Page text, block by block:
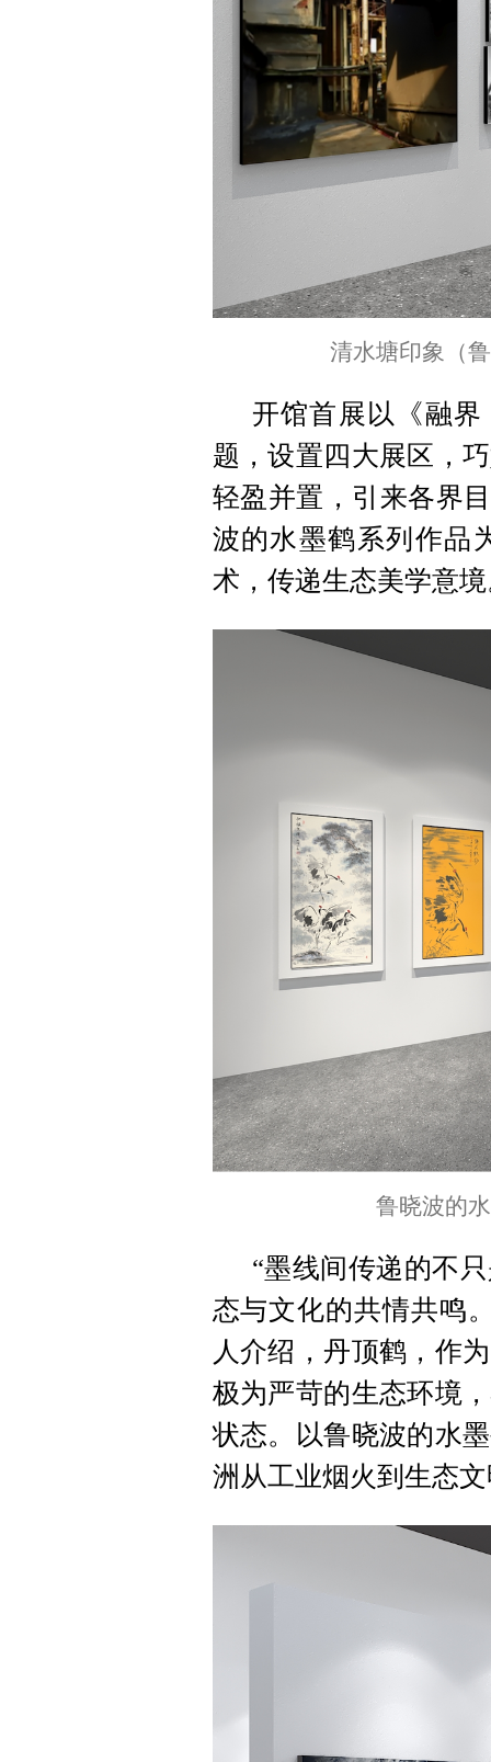
清水塘印象（
开馆首展以《融界
题，设置四大展区，
轻盈并置，引来各界
波的水墨鹤系列作品
术，传递生态美学意
鲁晓波的
“墨线间传递的不
态与文化的共情共鸣
人介绍，丹顶鹤，作
极为严苛的生态环境
状态。以鲁晓波的水
洲从工业烟火到生态